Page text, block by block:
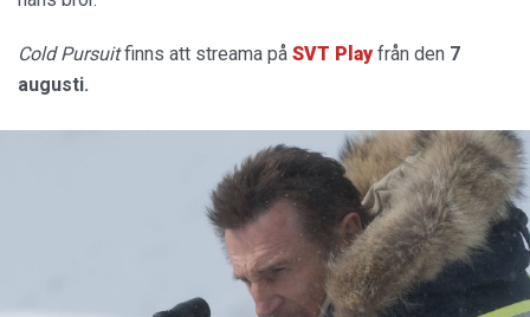
Cold Pursuitfinns att streama på SVT Playfrån den 7
augusti.